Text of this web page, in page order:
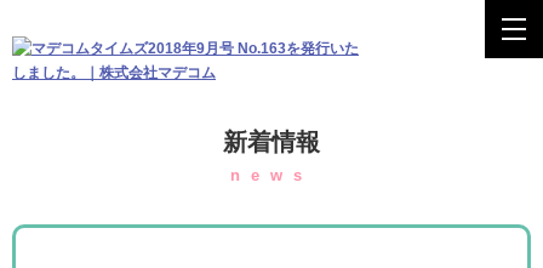
新着情報
news